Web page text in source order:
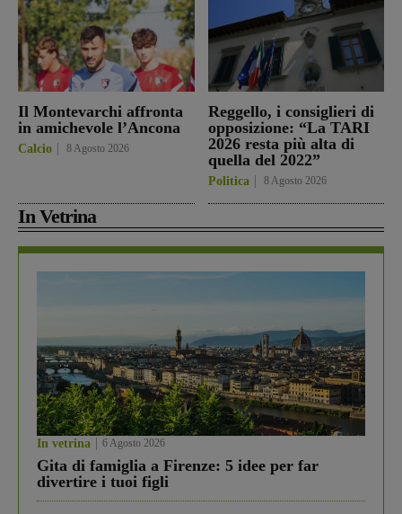
Il Montevarchi affronta
in amichevole l’Ancona
Calcio 8 Agosto 2026
Reggello, i consiglieri di
opposizione: “La TARI
2026 resta più alta di
quella del 2022”
Politica 8 Agosto 2026
In Vetrina
In vetrina 6 Agosto 2026
Gita di famiglia a Firenze: 5 idee per far
divertire i tuoi figli